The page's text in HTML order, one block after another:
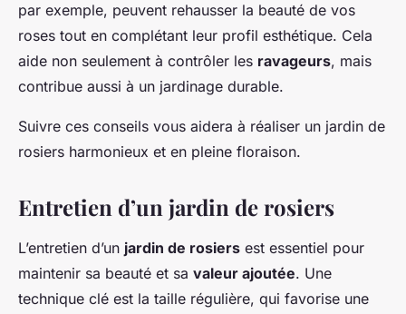
par exemple, peuvent rehausser la beauté de vos
roses tout en complétant leur profil esthétique. Cela
aide non seulement à contrôler les ravageurs, mais
contribue aussi à un jardinage durable.
Suivre ces conseils vous aidera à réaliser un jardin de
rosiers harmonieux et en pleine floraison.
Entretien d’un jardin de rosiers
L’entretien d’un jardin de rosiers est essentiel pour
maintenir sa beauté et sa valeur ajoutée. Une
technique clé est la taille régulière, qui favorise une